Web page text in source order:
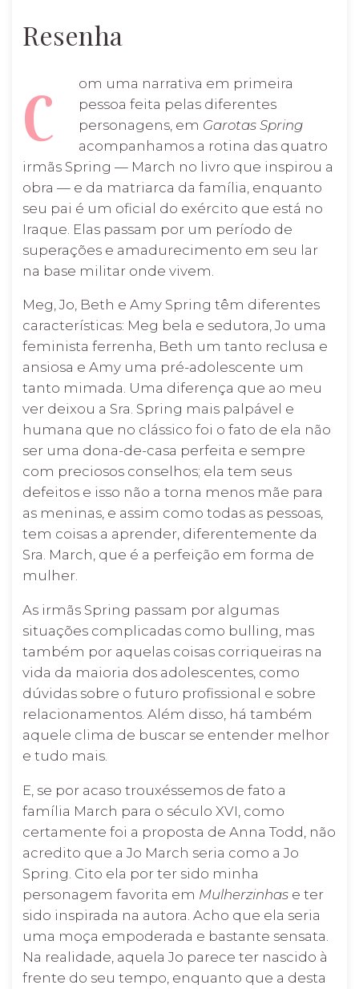
Resenha
C
om uma narrativa em primeira
pessoa feita pelas diferentes
personagens, em Garotas Spring
acompanhamos a rotina das quatro
irmãs Spring — March no livro que inspirou a
obra — e da matriarca da família, enquanto
seu pai é um oficial do exército que está no
Iraque. Elas passam por um período de
superações e amadurecimento em seu lar
na base militar onde vivem.
Meg, Jo, Beth e Amy Spring têm diferentes
características: Meg bela e sedutora, Jo uma
feminista ferrenha, Beth um tanto reclusa e
ansiosa e Amy uma pré-adolescente um
tanto mimada. Uma diferença que ao meu
ver deixou a Sra. Spring mais palpável e
humana que no clássico foi o fato de ela não
ser uma dona-de-casa perfeita e sempre
com preciosos conselhos; ela tem seus
defeitos e isso não a torna menos mãe para
as meninas, e assim como todas as pessoas,
tem coisas a aprender, diferentemente da
Sra. March, que é a perfeição em forma de
mulher.
As irmãs Spring passam por algumas
situações complicadas como bulling, mas
também por aquelas coisas corriqueiras na
vida da maioria dos adolescentes, como
dúvidas sobre o futuro profissional e sobre
relacionamentos. Além disso, há também
aquele clima de buscar se entender melhor
e tudo mais.
E, se por acaso trouxéssemos de fato a
família March para o século XVI, como
certamente foi a proposta de Anna Todd, não
acredito que a Jo March seria como a Jo
Spring. Cito ela por ter sido minha
personagem favorita em Mulherzinhas e ter
sido inspirada na autora. Acho que ela seria
uma moça empoderada e bastante sensata.
Na realidade, aquela Jo parece ter nascido à
frente do seu tempo, enquanto que a desta